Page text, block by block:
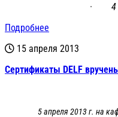
· 4
Подробнее
15 апреля 2013
Сертификаты DELF
5 апреля 2013 г. на